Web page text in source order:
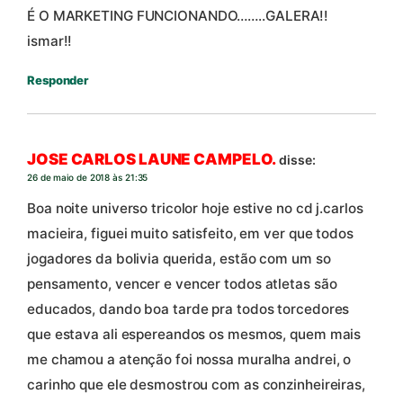
É O MARKETING FUNCIONANDO……..GALERA!!
ismar!!
Responder
JOSE CARLOS LAUNE CAMPELO.disse:
26 de maio de 2018 às 21:35
Boa noite universo tricolor hoje estive no cd j.carlos
macieira, figuei muito satisfeito, em ver que todos
jogadores da bolivia querida, estão com um so
pensamento, vencer e vencer todos atletas são
educados, dando boa tarde pra todos torcedores
que estava ali espereandos os mesmos, quem mais
me chamou a atenção foi nossa muralha andrei, o
carinho que ele desmostrou com as conzinheireiras,